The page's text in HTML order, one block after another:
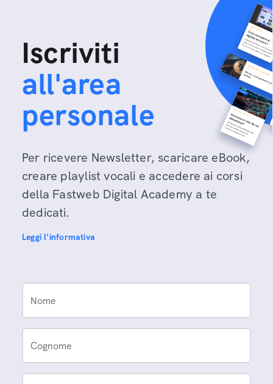
Iscriviti
all'area
personale
Per ricevere Newsletter, scaricare eBook,
creare playlist vocali e accedere ai corsi
della Fastweb Digital Academy a te
dedicati.
Leggi l'informativa
Nome
Cognome